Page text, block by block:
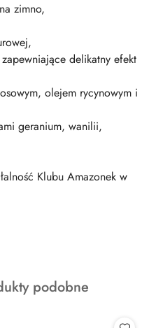
zimno,
delikatny efekt
olejem rycynowym i
geranium, wanilii,
Klubu Amazonek w
podobne